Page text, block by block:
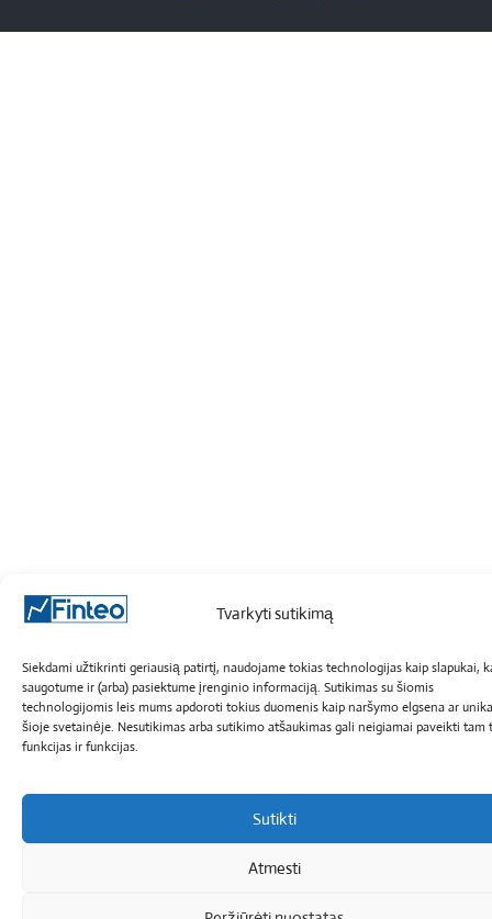
Tvarkyti sutikimą
Siekdami užtikrinti geriausią patirtį, naudojame tokias technologijas kaip slapukai,
saugotume ir (arba) pasiektume įrenginio informaciją. Sutikimas su šiomis
technologijomis leis mums apdoroti tokius duomenis kaip naršymo elgsena ar
šioje svetainėje. Nesutikimas arba sutikimo atšaukimas gali neigiamai paveikti tam
funkcijas ir funkcijas.
Sutikti
Atmesti